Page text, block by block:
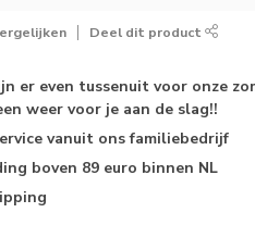
Deel dit product
er even tussenuit voor onze
weer voor je aan de slag!!
vanuit ons familiebedrijf
boven 89 euro binnen NL